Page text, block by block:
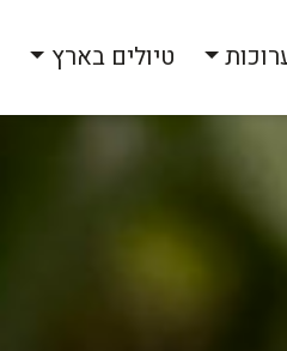
טיולים בארץ